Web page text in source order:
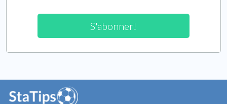
S'abonner!